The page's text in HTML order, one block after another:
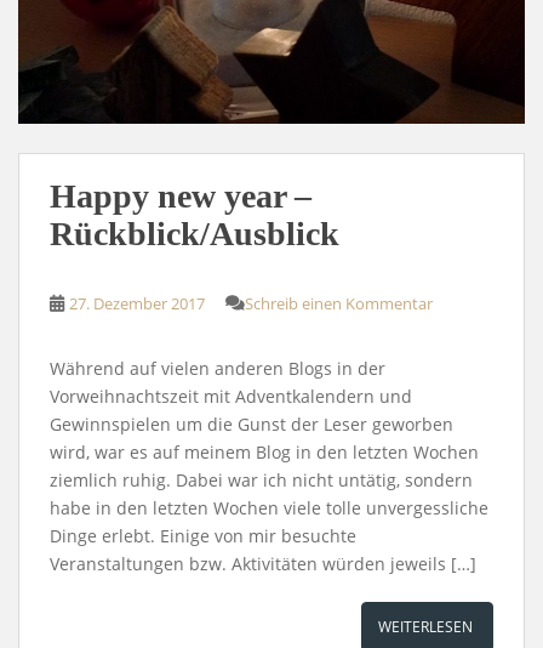
Happy new year –
Rückblick/Ausblick
27. Dezember 2017 Schreib einen Kommentar
Während auf vielen anderen Blogs in der
Vorweihnachtszeit mit Adventkalendern und
Gewinnspielen um die Gunst der Leser geworben
wird, war es auf meinem Blog in den letzten Wochen
ziemlich ruhig. Dabei war ich nicht untätig, sondern
habe in den letzten Wochen viele tolle unvergessliche
Dinge erlebt. Einige von mir besuchte
Veranstaltungen bzw. Aktivitäten würden jeweils […]
WEITERLESEN